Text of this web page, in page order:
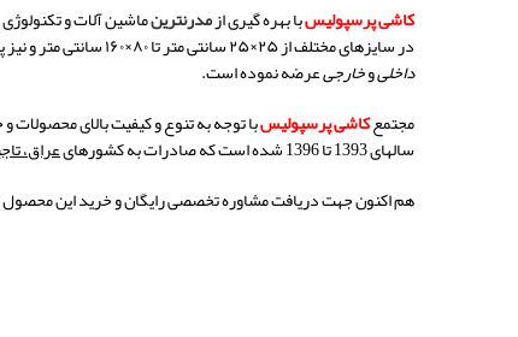
کاشی پرسپولیسبا بهره گیری ازمدرنترینماشین آلات و تکنولوژی
در سایزهای مختلف از ۲۵×۲۵ سانتی متر تا ۸۰×۱۶۰ سانتی متر و نیز پرسلان سوپر پولیش در سایزهای ۴۰×۱۲۰، ۸۰×۸۰، ۶۰×۶۰ سانتی متر تولید نموده و در جدیدترین تولیدات خود کاشی با ضخامت ۲۰ میلی متر و بدنه رنگی به بازارهای
داخلیوخارجیعرضه نموده است.
مجتمعکاشی پرسپولیسبا توجه به تنوع و کیفیت بالای
سالهای1393تا1396شده است که صادرات به کشورهایعراق،
هم اکنون جهت دریافت مشاوره تخصصی رایگان و خرید این